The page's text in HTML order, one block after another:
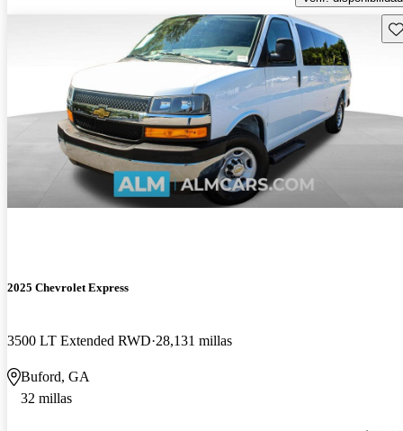
2025 Chevrolet Express
3500 LT Extended RWD 28,131 millas
Buford, GA
32 millas